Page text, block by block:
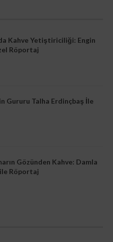
Kahve Yetiştiriciliği: Engin
Röportaj
Gururu Talha Erdinçbaş İle
Gözünden Kahve: Damla
Röportaj